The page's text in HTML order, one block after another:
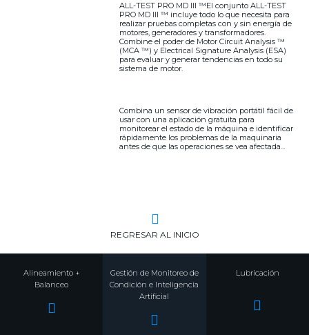
ALL-TEST PRO MD III ™El conjunto ALL-TEST
PRO MD III ™ incluye todo lo que necesita para
realizar pruebas completas con y sin energía de
motores, generadores y transformadores.
Combine el poder de Motor Circuit Analysis ™
(MCA ™) y Electrical Signature Analysis (ESA)
para evaluar y generar tendencias en todo su
sistema de motor.
Combina un sensor de vibración portátil fácil de
usar con una aplicación gratuita para
monitorear el estado de la máquina e identificar
rápidamente los problemas de la maquinaria
antes de que las operaciones se vea afectada...
REGRESAR AL INICIO
Alineamiento +
Balanceo
Gestión de Monitoreo de
Condición e Inteligencia
Artificial
Lubricación